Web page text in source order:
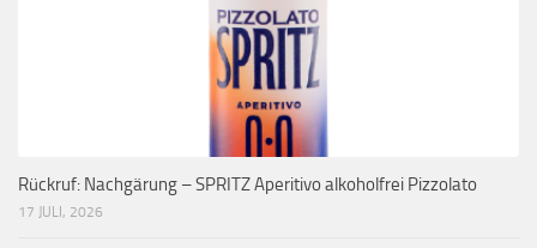
Rückruf: Nachgärung – SPRITZ Aperitivo alkoholfrei Pizzolato
17 JULI, 2026